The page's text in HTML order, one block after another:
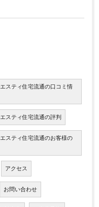
スティ住宅流通の口コミ情
スティ住宅流通の評判
スティ住宅流通のお客様の
アクセス
お問い合わせ